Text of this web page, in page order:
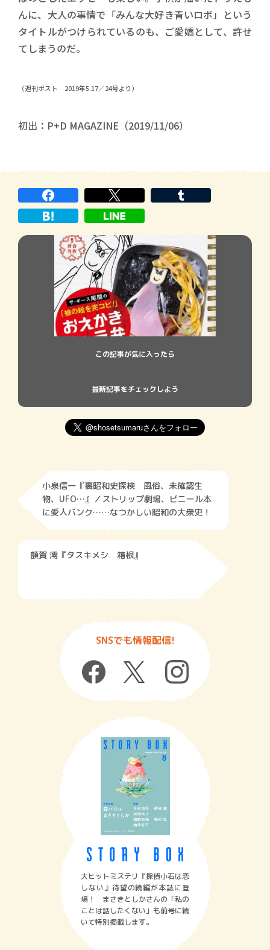
んに、大人の事情で「みんな大好き青いロボ」という
タイトルがつけられているのも、ご愛嬌として、許せ
てしまうのだ。
（週刊ポスト 2019年5.17／24号より）
初出：P+D MAGAZINE（2019/11/06）
この記事が気に入ったら
最新記事をチェックしよう
小泉信一『裏昭和史探検 風俗、未確認生
物、UFO…』／ストリップ劇場、ビニール本
に愛人バンク……なつかしい昭和の大衆史！
額賀 澪『タスキメシ 箱根』
SNSでも情報配信!
大ヒットミステリ『探偵小石は恋
しない』待望の続編が本誌に登
場！ まさきとしかさんの「私の
ことは話したくない」も前号に続
いて特別掲載します。